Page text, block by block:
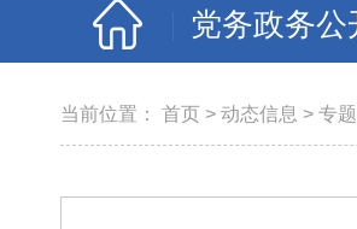
党务政务公
当前位置： 首页 > 动态信息 > 专